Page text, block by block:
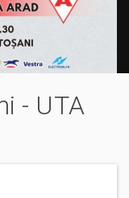
- UTA